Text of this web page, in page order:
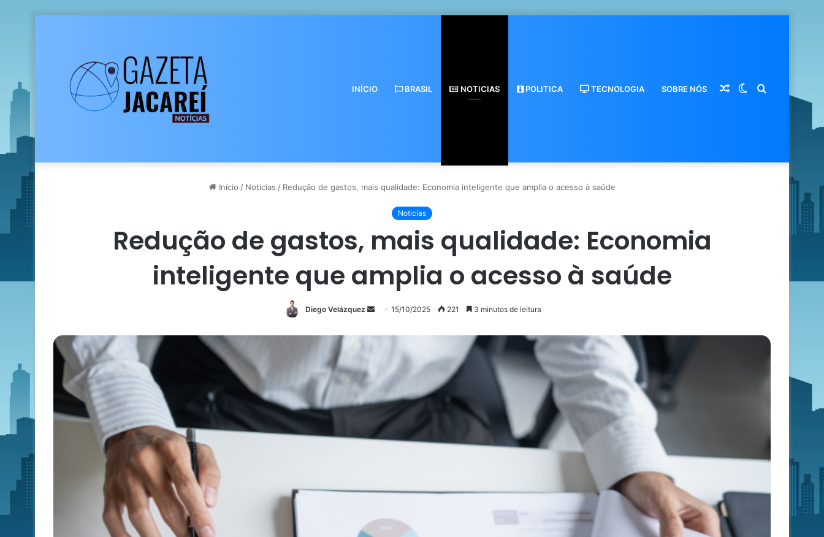
INÍCIO BRASIL NOTICIAS POLITICA TECNOLOGIA SOBRE NÓS Procurar
Switch
Artigo
Início / Noticias / Redução de gastos, mais qualidade: Economia inteligente que amplia o acesso à saúde
Noticias
Redução de gastos, mais qualidade: Economia
inteligente que amplia o acesso à saúde
Diego Velázquez
Mande
e-
15/10/2025 221 3 minutos de leitura